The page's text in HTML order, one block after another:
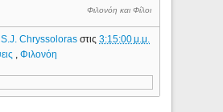
Φιλονόη και Φίλοι
S.J. Chryssolorasστις3:15:00 μ.μ.
,Φιλονόη